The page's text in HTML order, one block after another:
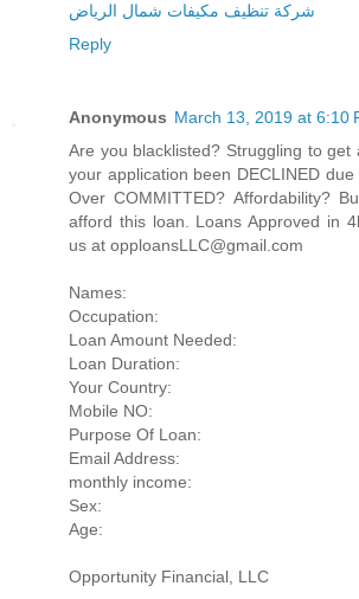
شركة تنظيف مكيفات شمال الرياض
Reply
Anonymous March 13, 2019 at 6:10
Are you blacklisted? Struggling to get
your application been DECLINED
Over COMMITTED? Affordability?
afford this loan. Loans Approved in
us at opploansLLC@gmail.com
Names:
Occupation:
Loan Amount Needed:
Loan Duration:
Your Country:
Mobile NO:
Purpose Of Loan:
Email Address:
monthly income:
Sex:
Age:
Opportunity Financial, LLC